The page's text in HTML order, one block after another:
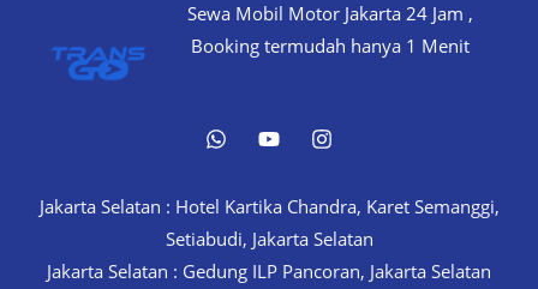
Sewa Mobil Motor Jakarta 24 Jam ,
Booking termudah hanya 1 Menit
Jakarta Selatan : Hotel Kartika Chandra, Karet Semanggi,
Setiabudi, Jakarta Selatan
Jakarta Selatan : Gedung ILP Pancoran, Jakarta Selatan